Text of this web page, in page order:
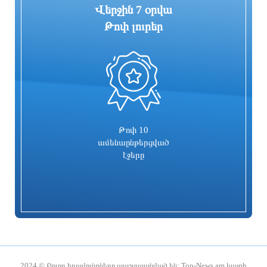
Գարեգին Բ-ի և վեց եպիսկոպոսների
ինքնաբացարկ հայտնեց. նոր
Իսրայելն արձագանքել է Թուրքիայի
Մուրադ Սիմոնյանից կբռնագանձվի 4
հունական ժողովրդական պարերի
Վերջին 7 օրվա
Թոփ լուրեր
Թոփ 10
ամենաընթերցված
էջերը